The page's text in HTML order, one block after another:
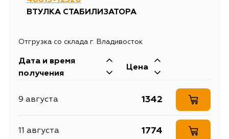
ВТУЛКА СТАБИЛИЗАТОРА
Отгрузка со склада г. Владивосток
Дата и время
получения
Цена
9 августа 1342
11 августа 1774